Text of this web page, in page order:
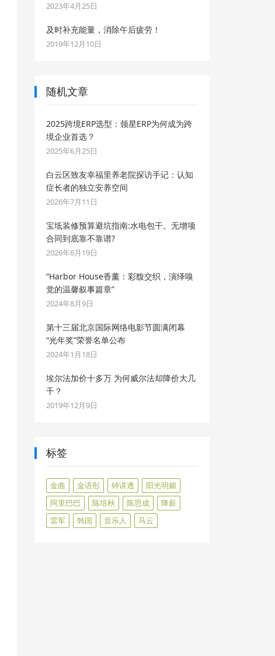
2023年4月25日
及时补充能量，消除午后疲劳！
2019年12月10日
随机文章
2025跨境ERP选型：领星ERP为何成为跨
境企业首选？
2025年6月25日
白云区致友幸福里养老院探访手记：认知
症长者的独立安养空间
2026年7月11日
宝坻装修预算避坑指南:水电包干。无增项
合同到底靠不靠谱?
2026年6月19日
“Harbor House香薰：彩馥交织，演绎嗅
觉的温馨叙事篇章”
2024年8月9日
第十三届北京国际网络电影节圆满闭幕
“光年奖”荣誉名单公布
2024年1月18日
埃尔法加价十多万 为何威尔法却降价大几
千？
2019年12月9日
标签
金曲 金语彤 钟讲透
阳光明媚
阿里巴巴
陈培秋 陈思成
降薪
雷军
韩国 音乐人 马云